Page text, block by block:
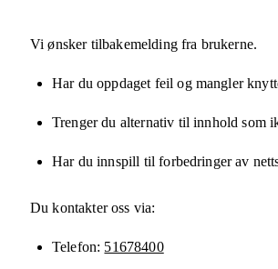
Vi ønsker tilbakemelding fra brukerne.
Har du oppdaget feil og mangler
Trenger du alternativ til innhold som
Har du innspill til forbedringer av
Du kontakter oss via:
Telefon 51678400